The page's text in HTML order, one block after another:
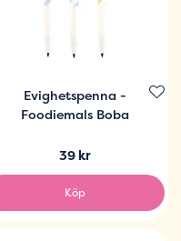
Evighetspenna -
Foodiemals Boba
39 kr
Köp